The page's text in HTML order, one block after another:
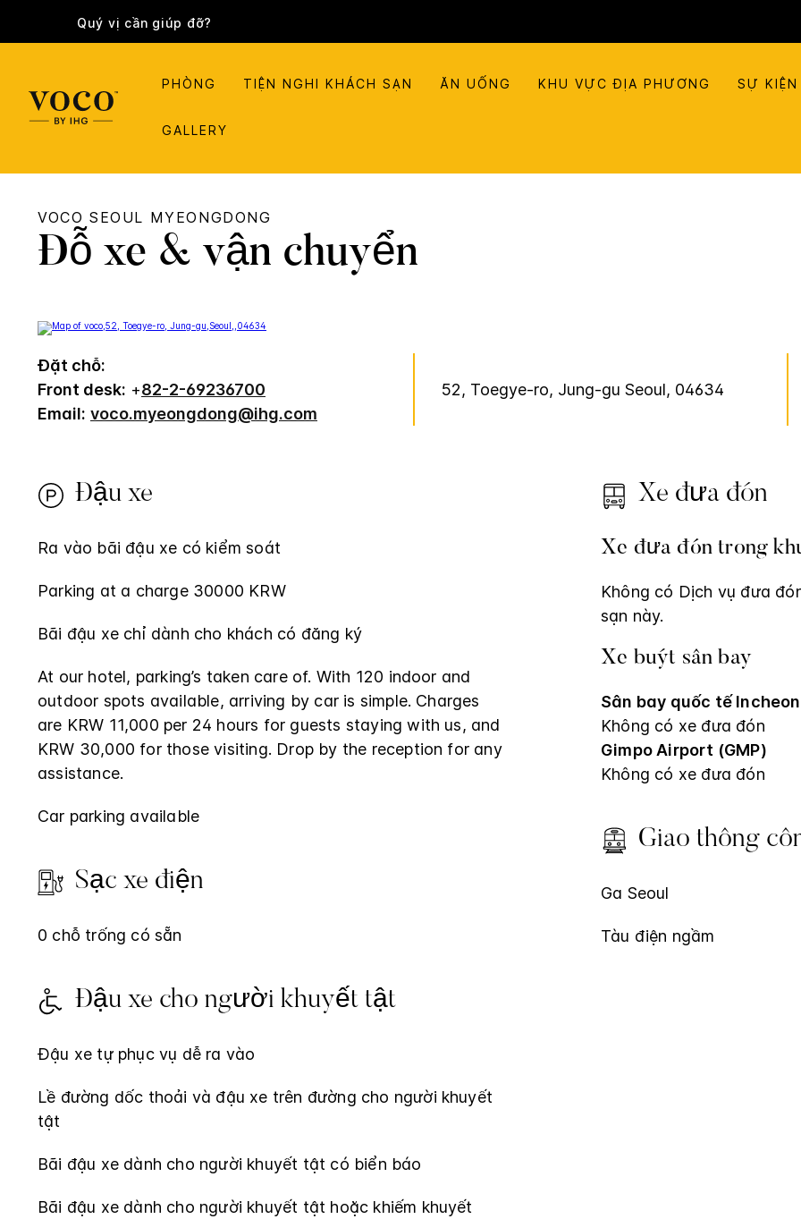
Quý vị cần giúp đỡ?
PHÒNG TIỆN NGHI KHÁCH SẠN ĂN UỐNG KHU VỰC ĐỊA PHƯƠNG SỰ KIỆN
GALLERY
VOCO SEOUL MYEONGDONG
Đỗ xe & vận chuyển
Đặt chỗ:
Front desk: +82-2-69236700
Email: voco.myeongdong@ihg.com
52, Toegye-ro, Jung-gu Seoul, 04634
Đậu xe
Ra vào bãi đậu xe có kiểm soát
Parking at a charge 30000 KRW
Bãi đậu xe chỉ dành cho khách có đăng ký
At our hotel, parking’s taken care of. With 120 indoor and
outdoor spots available, arriving by car is simple. Charges
are KRW 11,000 per 24 hours for guests staying with us, and
KRW 30,000 for those visiting. Drop by the reception for any
assistance.
Car parking available
Sạc xe điện
0 chỗ trống có sẵn
Đậu xe cho người khuyết tật
Đậu xe tự phục vụ dễ ra vào
Lề đường dốc thoải và đậu xe trên đường cho người khuyết
tật
Bãi đậu xe dành cho người khuyết tật có biển báo
Bãi đậu xe dành cho người khuyết tật hoặc khiếm khuyết
Xe đưa đón
Xe đưa đón trong
Không có Dịch vụ đưa
sạn này.
Xe buýt sân bay
Sân bay quốc tế
Không có xe đưa đón
Gimpo Airport (GMP)
Không có xe đưa đón
Giao thông
Ga Seoul
Tàu điện ngầm